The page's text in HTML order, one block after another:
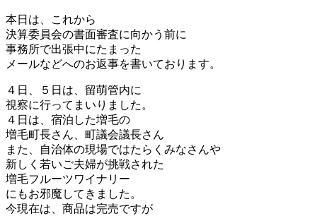
本日は、これから
決算委員会の書面審査に向かう前に
事務所で出張中にたまった
メールなどへのお返事を書いております。
４日、５日は、留萌管内に
視察に行ってまいりました。
４日は、宿泊した増毛の
増毛町長さん、町議会議長さん
また、自治体の現場ではたらくみなさんや
新しく若いご夫婦が挑戦された
増毛フルーツワイナリー
にもお邪魔してきました。
今現在は、商品は完売ですが